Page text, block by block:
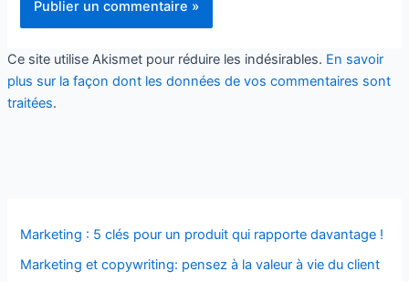
Ce site utilise Akismet pour réduire les indésirables. En savoir
plus sur la façon dont les données de vos commentaires sont
traitées.
Marketing : 5 clés pour un produit qui rapporte davantage !
Marketing et copywriting: pensez à la valeur à vie du client